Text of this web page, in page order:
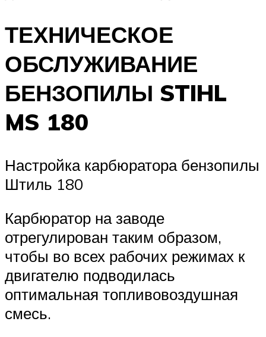
ТЕХНИЧЕСКОЕ
ОБСЛУЖИВАНИЕ
БЕНЗОПИЛЫ STIHL
MS 180
Настройка карбюратора бензопилы
Штиль 180
Карбюратор на заводе
отрегулирован таким образом,
чтобы во всех рабочих режимах к
двигателю подводилась
оптимальная топливовоздушная
смесь.